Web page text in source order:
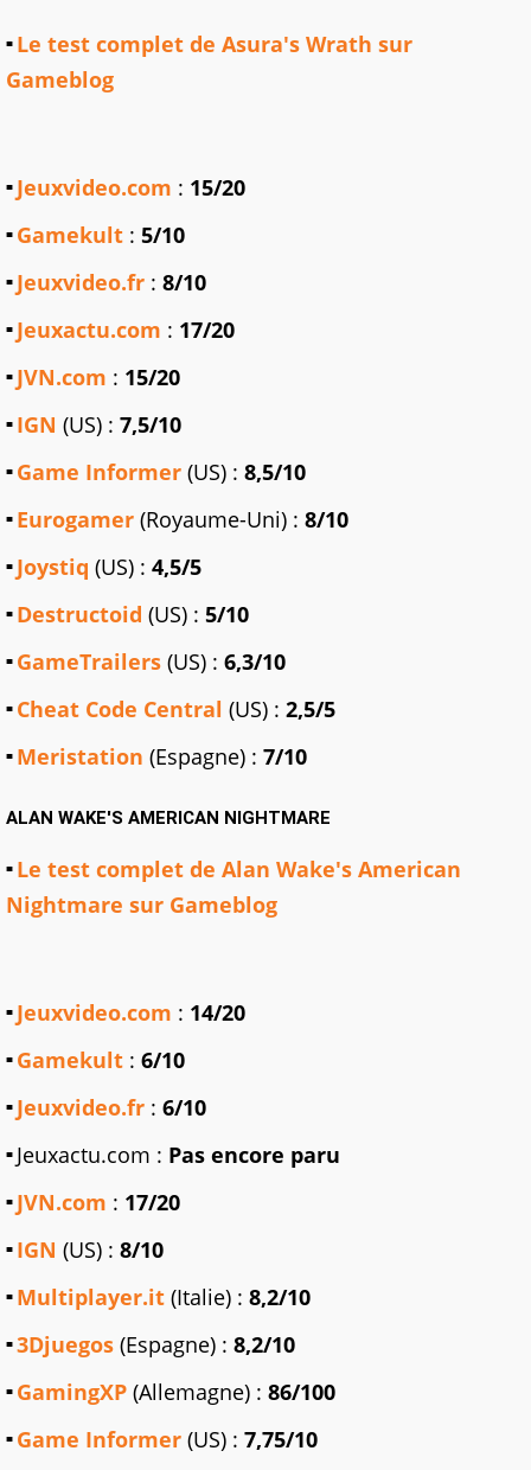
Le test complet de Asura's Wrath sur
Gameblog
Jeuxvideo.com : 15/20
Gamekult : 5/10
Jeuxvideo.fr : 8/10
Jeuxactu.com : 17/20
JVN.com : 15/20
IGN (US) : 7,5/10
Game Informer (US) : 8,5/10
Eurogamer (Royaume-Uni) : 8/10
Joystiq (US) : 4,5/5
Destructoid (US) : 5/10
GameTrailers (US) : 6,3/10
Cheat Code Central (US) : 2,5/5
Meristation (Espagne) : 7/10
ALAN WAKE'S AMERICAN NIGHTMARE
Le test complet de Alan Wake's American
Nightmare sur Gameblog
Jeuxvideo.com : 14/20
Gamekult : 6/10
Jeuxvideo.fr : 6/10
Jeuxactu.com : Pas encore paru
JVN.com : 17/20
IGN (US) : 8/10
Multiplayer.it (Italie) : 8,2/10
3Djuegos (Espagne) : 8,2/10
GamingXP (Allemagne) : 86/100
Game Informer (US) : 7,75/10